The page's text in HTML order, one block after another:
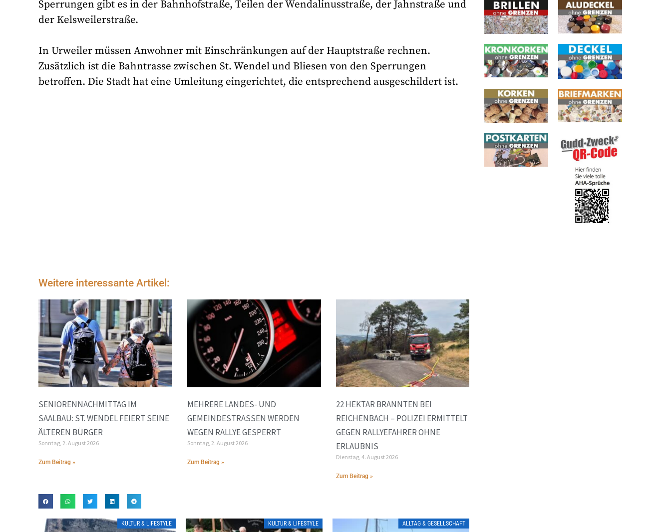
Sperrungen gibt es in der Bahnhofstraße, Teilen der Wendalinusstraße, der Jahnstraße und
der Kelsweilerstraße.
In Urweiler müssen Anwohner mit Einschränkungen auf der Hauptstraße rechnen.
Zusätzlich ist die Bahntrasse zwischen St. Wendel und Bliesen von den Sperrungen
betroffen. Die Stadt hat eine Umleitung eingerichtet, die entsprechend ausgeschildert ist.
Weitere interessante Artikel:
SENIORENNACHMITTAG IM
SAALBAU: ST. WENDEL FEIERT SEINE
ÄLTEREN BÜRGER
Sonntag, 2. August 2026
Zum Beitrag »
MEHRERE LANDES- UND
GEMEINDESTRASSEN WERDEN W
EGEN RALLYE GESPERRT
Sonntag, 2. August 2026
Zum Beitrag »
22 HEKTAR BRANNTEN BEI
REICHENBACH – POLIZEI ERMITTELT
GEGEN RALLYEFAHRER OHNE
ERLAUBNIS
Dienstag, 4. August 2026
Zum Beitrag »
KULTUR & LIFESTYLE KULTUR & LIFESTYLE ALLTAG & GESELLSCHAFT